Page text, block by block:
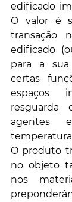
edificado
O valor é
transação
edificado
para a
certas
espaços
resguarda
agentes
O produto
no objeto
nos